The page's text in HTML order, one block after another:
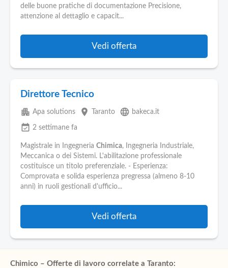
delle buone pratiche di documentazione Precisione,
attenzione al dettaglio e capacit...
Vedi offerta
Direttore Tecnico
apartment Apa solutions place Taranto language bakeca.it
event_available 2 settimane fa
Magistrale in Ingegneria Chimica, Ingegneria Industriale,
Meccanica o dei Sistemi. L'abilitazione professionale
costituisce un titolo preferenziale. - Esperienza:
Comprovata e solida esperienza pregressa (almeno 8-10
anni) in ruoli gestionali d'ufficio...
Vedi offerta
Chimico – Offerte di lavoro correlate a Taranto: